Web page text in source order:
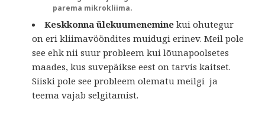
parema mikrokliima.
Keskkonna ülekuumeneminekui ohutegur
on eri kliimavööndites muidugi erinev. Meil pole
see ehk nii suur probleem kui lõunapoolsetes
maades, kus suvepäikse eest on tarvis kaitset.
Siiski pole see probleem olematu meilgi ja
teema vajab selgitamist.